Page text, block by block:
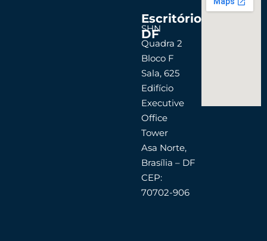
Escritório
DF
SHN
Quadra 2
Bloco F
Sala, 625
Edifício
Executive
Office
Tower
Asa Norte,
Brasília – DF
CEP:
70702-906